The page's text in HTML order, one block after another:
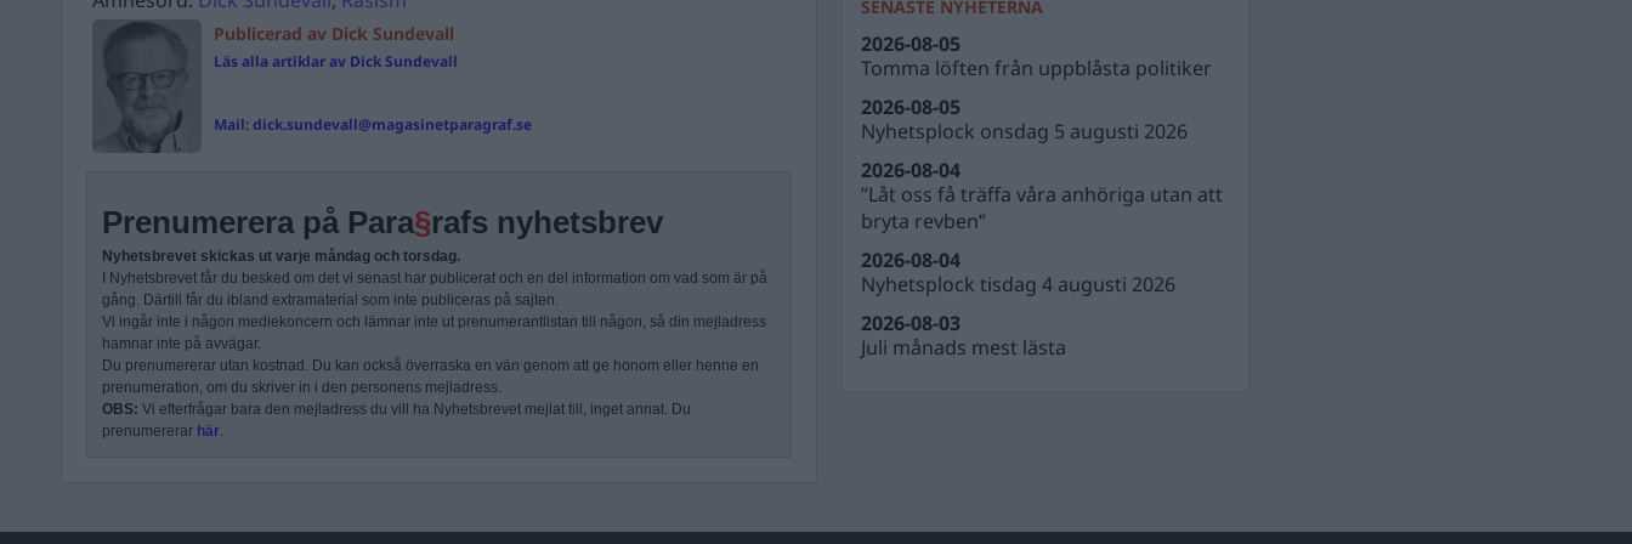
Publicerad av Dick Sundevall
Läs alla artiklar av Dick Sundevall
Mail:dick.sundevall@magasinetparagraf.se
Prenumerera på Para§rafs nyhetsbrev
Nyhetsbrevet skickas ut varje måndag och torsdag.
I Nyhetsbrevet får du besked om det vi senast har publicerat och en del information om vad som är på
gång. Därtill får du ibland extramaterial som inte publiceras på sajten.
Vi ingår inte i någon mediekoncern och lämnar inte ut prenumerantlistan till någon, så din mejladress
hamnar inte på avvägar.
Du prenumererar utan kostnad. Du kan också överraska en vän genom att ge honom eller henne en
prenumeration, om du skriver in i den personens mejladress.
OBS: Vi efterfrågar bara den mejladress du vill ha Nyhetsbrevet mejlat till, inget annat. Du
prenumererar här
SENASTE NYHETERNA
Tomma löften från uppblåsta politiker
2026-08-05
Nyhetsplock onsdag 5 augusti 2026
2026-08-05
”Låt oss få träffa våra anhöriga utan att
bryta revben”
2026-08-04
Nyhetsplock tisdag 4 augusti 2026
2026-08-04
Juli månads mest lästa
2026-08-03